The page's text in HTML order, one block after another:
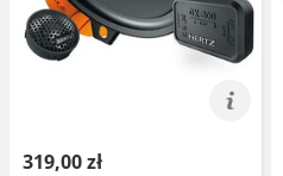
319,00 zł